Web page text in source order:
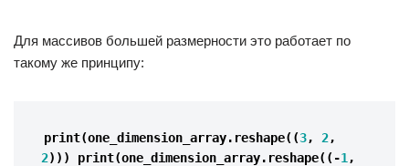
Для массивов большей размерности это работает по
такому же принципу:
print(one_dimension_array. reshape((3, 2,
2))) print(one_dimension_array. reshape((-1 ,